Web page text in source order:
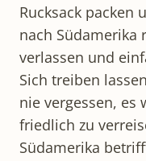
Rucksack packen
nach Südamerika
verlassen und
Sich treiben
nie vergessen, es
friedlich zu
Südamerika